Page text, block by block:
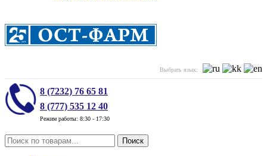
Выбрать язык:
8 (7232) 76 65 81
8 (777) 535 12 40
Режим работы: 8:30 - 17:30
Поиск